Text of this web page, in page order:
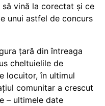
vină la corectat și ce
unui astfel de concurs
țară din întreaga
cheltuielile de
locuitor, în ultimul
comunitar a crescut
– ultimele date